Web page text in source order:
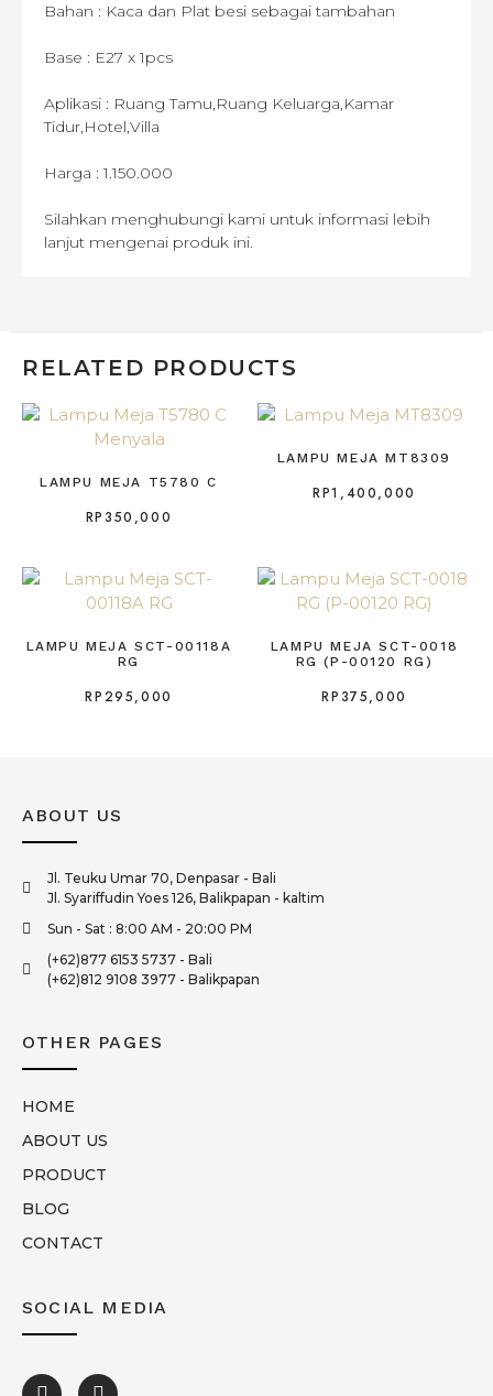
Bahan : Kaca dan Plat besi sebagai tambahan
Base : E27 x 1pcs
Aplikasi : Ruang Tamu,Ruang Keluarga,Kamar
Tidur,Hotel,Villa
Harga : 1.150.000
Silahkan menghubungi kami untuk informasi lebih
lanjut mengenai produk ini.
RELATED PRODUCTS
LAMPU MEJA T5780 C
RP 350,000
LAMPU MEJA MT8309
RP1,400,000
LAMPU MEJA SCT-00118A
RG
RP295,000
LAMPU MEJA SCT-0018
RG (P-00120 RG)
RP 375,000
ABOUT US
Jl. Teuku Umar 70, Denpasar - Bali
Jl. Syariffudin Yoes 126, Balikpapan - kaltim
Sun - Sat : 8:00 AM - 20:00 PM
(+62)877 6153 5737 - Bali
(+62)812 9108 3977 - Balikpapan
OTHER PAGES
HOME
ABOUT US
PRODUCT
BLOG
CONTACT
SOCIAL MEDIA